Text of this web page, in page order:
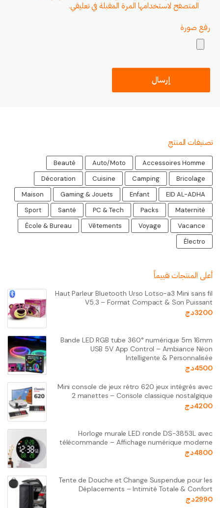
المتصفح لاستخدامها المرة المقبلة في تعليقي.
رفع صورة
تصنيفات المنتج
Accessoires Homme
Auto/Moto
Beauté
Bricolage
Camping
Cuisine
Décoration
EID AL-ADHA
Enfant
Gaming & Jouets
Maison
Maternité
Packs
PC & Tech
Santé
Sport
Vacance
Voyage
Vêtements
École & Bureau
Électro
أعلى المنتجات تقييماً
Haut Parleur Bluetooth Urso Lotso-a3 Mini sans fil
V5.3 – Format Compact & Son Puissant
3200د.ج
Bande LED RGB tube 360° numérique 5m 16mm
USB 5V App Control – Ambiance Néon
Intelligente & Personnalisée
4500د.ج
Mini console de jeux rétro 620 jeux intégrés avec
2 manettes – Console classique nostalgique
4200د.ج
Horloge murale LED ronde DS-3853L avec
télécommande – Affichage numérique moderne
4800د.ج
Tente de Douche et Change Suspendue pour les
Déplacements – Intimité Totale & Confort
2990د.ج